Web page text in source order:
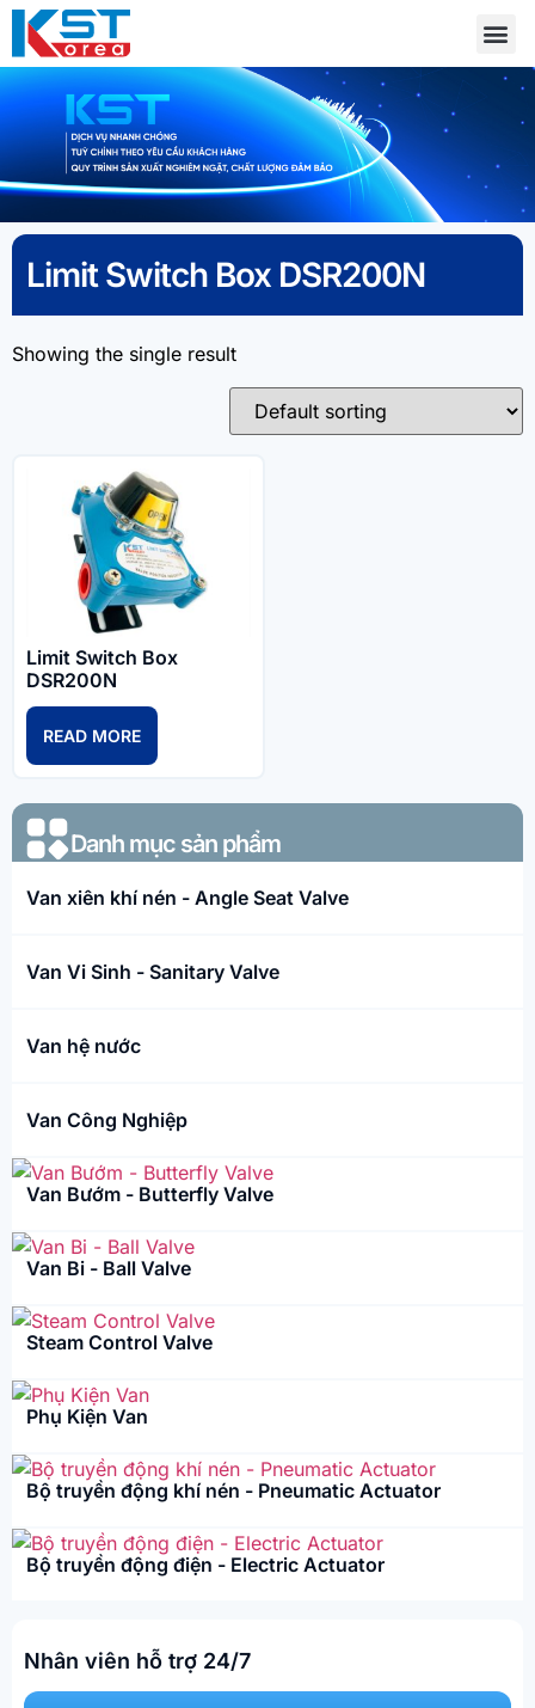
Danh mục sản phẩm​
Van xiên khí nén - Angle Seat Valve
Van Vi Sinh - Sanitary Valve
Van hệ nước
Van Công Nghiệp
Van Bướm - Butterfly Valve
Van Bi - Ball Valve
Steam Control Valve
Phụ Kiện Van
Bộ truyền động khí nén - Pneumatic Actuator
Bộ truyền động điện - Electric Actuator
Nhân viên hỗ trợ 24/7
Limit Switch Box DSR200N
Showing the single result
Limit Switch Box
DSR200N
READ MORE